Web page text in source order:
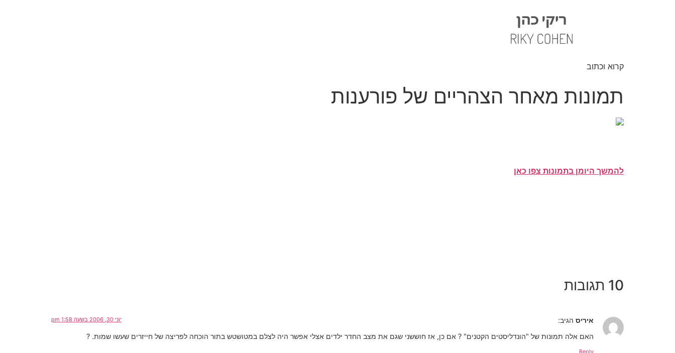
קרוא וכתוב
תמונות מאחר הצהריים של פורענות
להמשך היומן בתמונות צפו כאן
10 תגובות
איריס הגיב: יוני 30, 2006 בשעה 1:58 pm
האם אלה תמונות של "הונדליסטים הקטנים" ? אם כן, אז חוששני שגם את מצב החדר ילדים אצלי אפשר היה לצלם במטושטש בתור הוכחה לפריצה של חייזרים שעשו שמות. ?
Reply